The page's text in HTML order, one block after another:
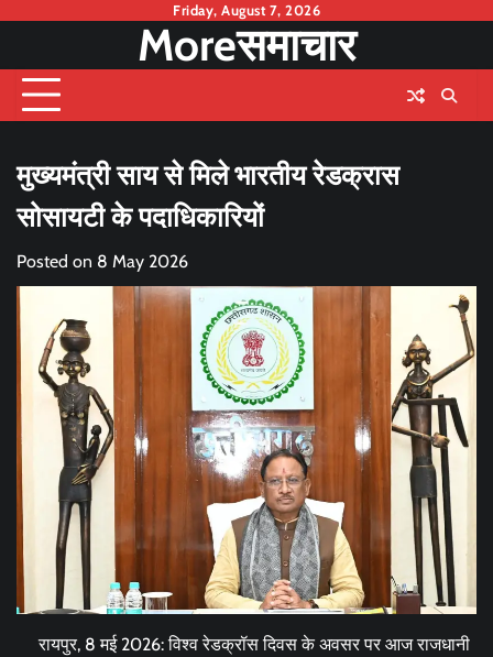
content
Friday, August 7, 2026
Moreसमाचार
मुख्यमंत्री साय से मिले भारतीय रेडक्रास
सोसायटी के पदाधिकारियों
Posted on 8 May 2026
रायपुर, 8 मई 2026: विश्व रेडक्रॉस दिवस के अवसर पर आज राजधानी